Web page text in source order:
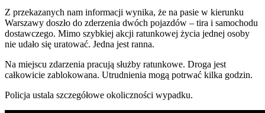
Z przekazanych nam informacji wynika, że na pasie w kierunku
Warszawy doszło do zderzenia dwóch pojazdów – tira i samochodu
dostawczego. Mimo szybkiej akcji ratunkowej życia jednej osoby
nie udało się uratować. Jedna jest ranna.
Na miejscu zdarzenia pracują służby ratunkowe. Droga jest
całkowicie zablokowana. Utrudnienia mogą potrwać kilka godzin.
Policja ustala szczegółowe okoliczności wypadku.